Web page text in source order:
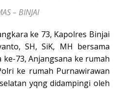
– BINJAI
ke 73, Kapolres Binjai
SH, SiK, MH bersama
73, Anjangsana ke rumah
ke rumah Purnawirawan
yqng didampingi oleh